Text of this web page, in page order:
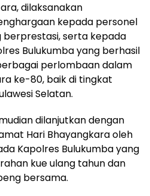
dilaksanakan
kepada personel
berprestasi, serta kepada
Bulukumba yang berhasil
perlombaan dalam
ke-80, baik di tingkat
Selatan.
dilanjutkan dengan
Hari Bhayangkara oleh
Kapolres Bulukumba yang
kue ulang tahun dan
bersama.